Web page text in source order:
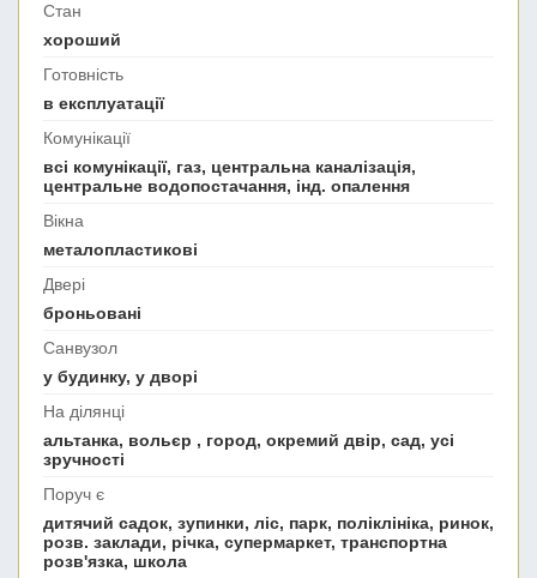
Стан
хороший
Готовність
в експлуатації
Комунікації
всі комунікації, газ, центральна каналізація,
центральне водопостачання, інд. опалення
Вікна
металопластикові
Двері
броньовані
Санвузол
у будинку, у дворі
На ділянці
альтанка, вольєр , город, окремий двір, сад, усі
зручності
Поруч є
дитячий садок, зупинки, ліс, парк, поліклініка, ринок,
розв. заклади, річка, супермаркет, транспортна
розв'язка, школа